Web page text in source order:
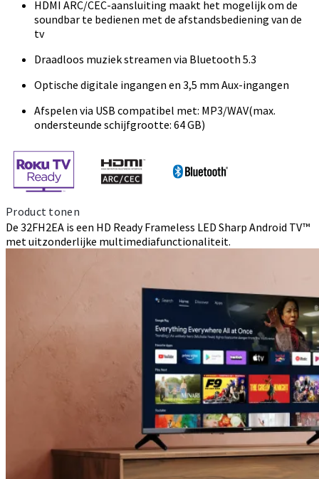
HDMI ARC/CEC-aansluiting maakt het mogelijk om de
soundbar te bedienen met de afstandsbediening van de
tv
Draadloos muziek streamen via Bluetooth 5.3
Optische digitale ingangen en 3,5 mm Aux-ingangen
Afspelen via USB compatibel met: MP3/WAV(max.
ondersteunde schijfgrootte: 64 GB)
Product tonen
De 32FH2EA is een HD Ready Frameless LED Sharp Android TV™
met uitzonderlijke multimediafunctionaliteit.